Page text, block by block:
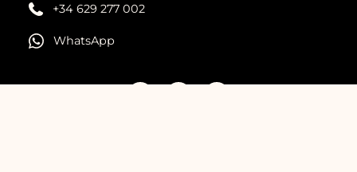
+34 629 277 002
WhatsApp